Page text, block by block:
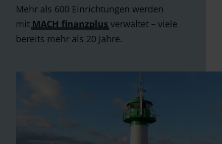
Mehr als 600 Einrichtungen werden
mit MACH finanzplus verwaltet – viele
bereits mehr als 20 Jahre.